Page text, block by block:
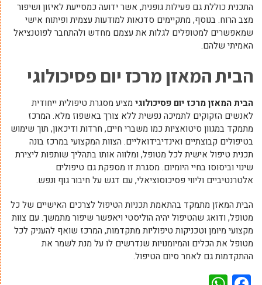
התכנית כוללת גם פעילות גופנית, אשר ידועה כמסייעת לאיזון ושיפור
מצב הרוח. בנוסף, מתקיימים סדנאות למודעות עצמית ופיתוח אישי
שמאפשרים למטופלים לגלות את עצמם מחדש ולהתחבר לפוטנציאל
האמיתי שלהם.
הבית המאזן מרכז יום פסיכולוגי
הבית המאזן מרכז יום פסיכולוגי מציע מסגרת טיפולית ייחודית
לאנשים הזקוקים לתמיכה נפשית ללא צורך באשפוז מלא. המרכז
מתמקד במגוון סיטואציות כמו משברי חיים, חרדות ודיכאון, תוך שימוש
בטיפולים קבוצתיים ואינדיבידואליים. הצוות המקצועי במרכז בונה
תכנית טיפול אישית לכל מטופל, ומלווה אותו בתהליך שותפות ליצירת
שינוי וביסוסו בחיי היומיום. מסגרת זו מספקת גם טיפולים
אלטרנטיביים וליווי פסיכוסוציאלי, עם דגש על חיבור גוף ונפש.
הבית המאזן מתמקד בהתאמת תכניות הטיפול לצרכים האישיים של כל
מטופל, ודואג שהטיפול יהיה הוליסטי ויאפשר שיפור מתמשך. עם צוות
מקצועי מיומן וטכניקות טיפוליות מתקדמות, המרכז שואף להעניק לכל
מטופל את הכלים והמיומנויות שנדרשים לו על מנת לשמר את
ההתקדמות גם לאחר סיום הטיפול.